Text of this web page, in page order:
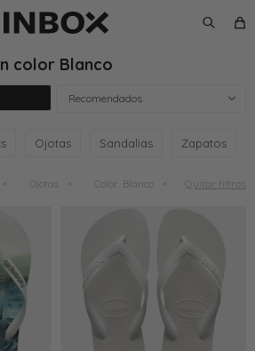
color Blanco
Recomendados
Ojotas Sandalias Zapatos
Ojotas Color: Blanco Quitar filtros